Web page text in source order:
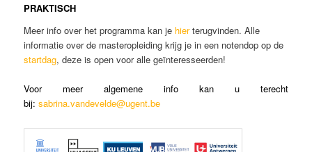
PRAKTISCH
Meer info over het programma kan je hierterugvinden. Alle
informatie over de masteropleiding krijg je in een notendop op de
startdag, deze is open voor alle geïnteresseerden!
Voor meer algemene info kan u terecht
bij:sabrina.vandevelde@ugent.be